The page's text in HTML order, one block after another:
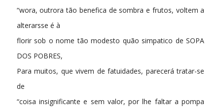
“wora, outrora tão benefica de sombra e frutos, voltem a
alterarsse é à
florir sob o nome tão modesto quão simpatico de SOPA
DOS POBRES,
Para muitos, que vivem de fatuidades, parecerá tratar-se
de
“coisa insignificante e sem valor, por lhe faltar a pompa